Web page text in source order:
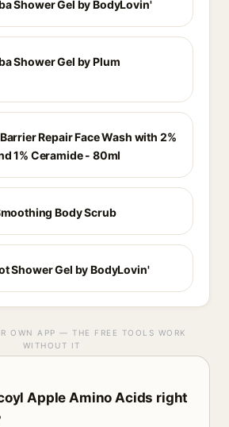
Shower Gel by BodyLovin'
Shower Gel by Plum
Repair Face Wash with 2%
1% Ceramide - 80ml
Body Scrub
Shower Gel by BodyLovin'
OWN APP — THE FREE TOOLS WORK
WITHOUT IT
Apple Amino Acids right